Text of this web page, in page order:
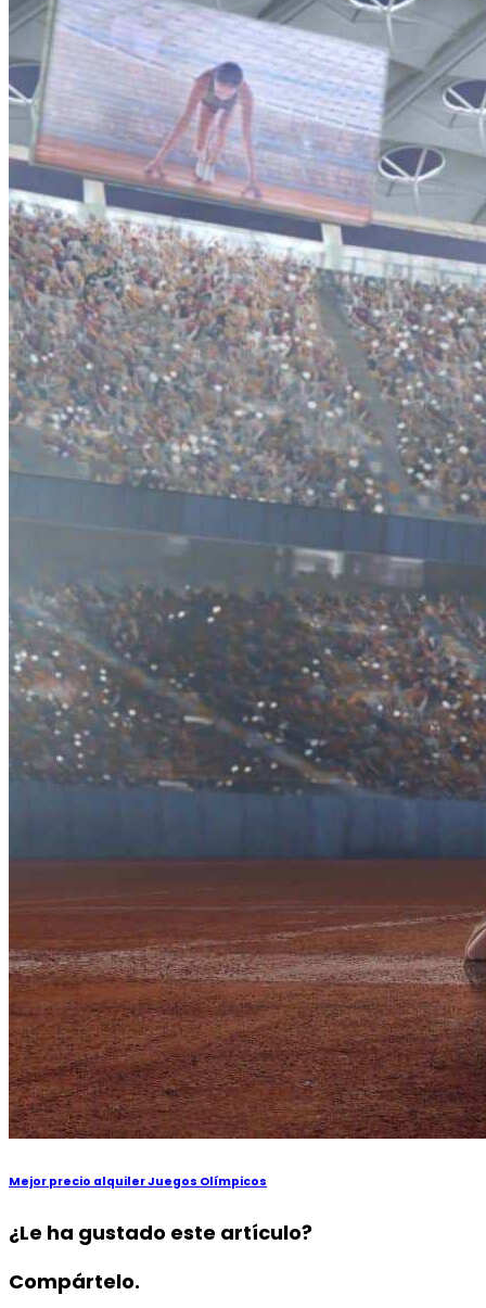
Mejor precio alquiler Juegos Olímpicos
¿Le ha gustado este artículo?
Compártelo.